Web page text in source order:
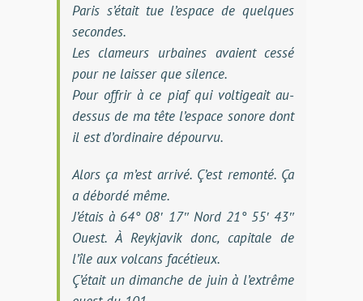
Paris s’était tue l’espace de quelques
secondes.
Les clameurs urbaines avaient cessé
pour ne laisser que silence.
Pour offrir à ce piaf qui voltigeait au-
dessus de ma tête l’espace sonore dont
il est d’ordinaire dépourvu.
Alors ça m’est arrivé. Ç’est remonté. Ça
a débordé même.
J’étais à 64° 08′ 17″ Nord 21° 55′ 43″
Ouest. À Reykjavik donc, capitale de
l’île aux volcans facétieux.
Ç’était un dimanche de juin à l’extrême